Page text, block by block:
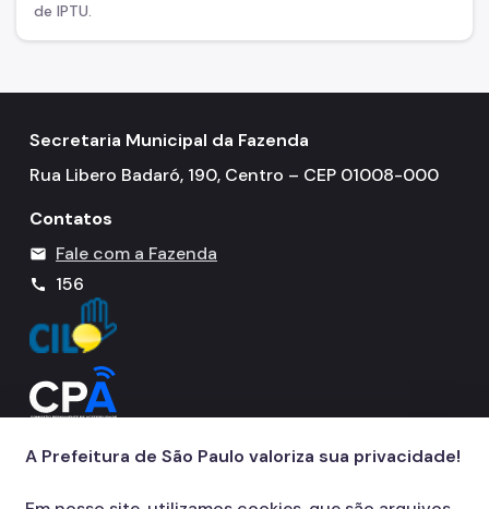
ITBI (Transmissão de Imóveis)
Outros Serviços e Orientações
Pagamento de Tributos
Parcelamento de Tributos
Regularidade das UO's
SAV - Protocolo de serviços eletrônicos
Senha Web
Sistema de Movimentação Bancária (SIMBA)
de IPTU.
Secretaria Municipal da Fazenda
Rua Libero Badaró, 190, Centro – CEP 01008-000
Contatos
mail Fale com a Fazenda
call 156
A Prefeitura de São Paulo valoriza sua privacidade!